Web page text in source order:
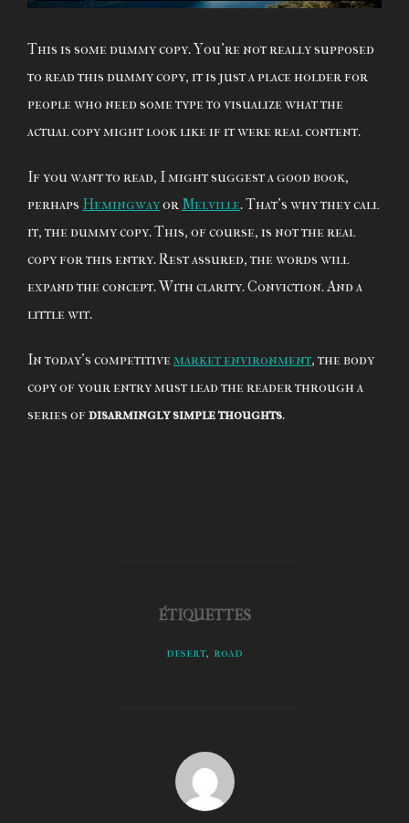
This is some dummy copy. You’re not really supposed
to read this dummy copy, it is just a place holder for
people who need some type to visualize what the
actual copy might look like if it were real content.
If you want to read, I might suggest a good book,
perhaps HemingwayorMelville. That’s why they call
it, the dummy copy. This, of course, is not the real
copy for this entry. Rest assured, the words will
expand the concept. With clarity. Conviction. And a
little wit.
In today’s competitivemarket environment, the body
copy of your entry must lead the reader through a
series ofdisarmingly simple thoughts.
ÉTIQUETTES
desert, road
AUTEUR DE LA PUBLICATION